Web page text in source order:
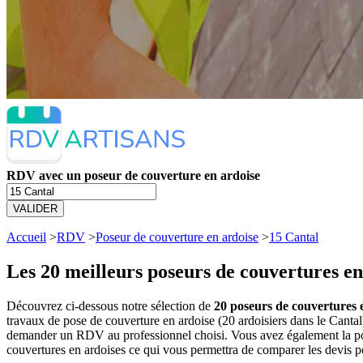
RDV avec un poseur de couverture en ardoise
VALIDER
Accueil >RDV >Poseur de couverture en ardoise >15 Cantal
Les 20 meilleurs poseurs de couvertures
Découvrez ci-dessous notre sélection de 20 poseurs de couvertures
travaux de pose de couverture en ardoise (20 ardoisiers dans le
demander un RDV au professionnel choisi. Vous avez également la
couvertures en ardoises ce qui vous permettra de comparer les devis